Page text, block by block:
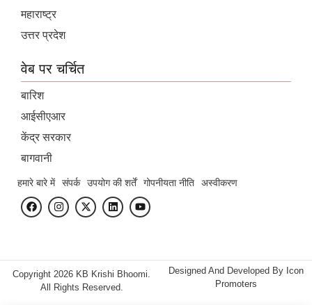
महाराष्ट्र
उत्तर प्रदेश
वेब पर चर्चित
बारिश
आईसीएआर
केंद्र सरकार
बागवानी
हमारे बारे में संपर्क उपयोग की शर्तें गोपनीयता नीति अस्वीकरण
Copyright 2026 KB Krishi Bhoomi.
All Rights Reserved.
Designed And Developed By Icon
Promoters